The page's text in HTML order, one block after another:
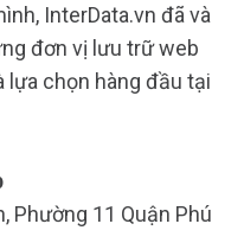
InterData.vn đã và
đơn vị lưu trữ web
chọn hàng đầu tại
Phường 11 Quận Phú